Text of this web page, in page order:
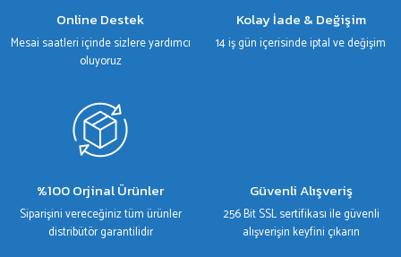
Online Destek
Mesai saatleri içinde sizlere yardımcı
oluyoruz
Kolay İade & Değişim
14 iş gün içerisinde iptal ve değişim
%100 Orjinal Ürünler
Siparişini vereceğiniz tüm ürünler
distribütör garantilidir
Güvenli Alışveriş
256 Bit SSL sertifikası ile güvenli
alışverişin keyfini çıkarın